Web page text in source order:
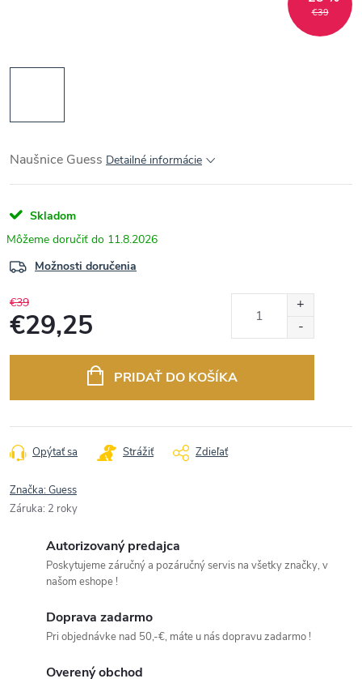
€39
Naušnice Guess Detailné informácie
Skladom
11.8.2026
Možnosti doručenia
€39
€29,25
PRIDAŤ DO KOŠÍKA
Opýtať sa Strážiť Zdieľať
Značka:Guess
Záruka: 2 roky
Autorizovaný predajca
Poskytujeme záručný a pozáručný servis na všetky značky, v
našom eshope !
Doprava zadarmo
Pri objednávke nad 50,-€, máte u nás dopravu zadarmo !
Overený obchod